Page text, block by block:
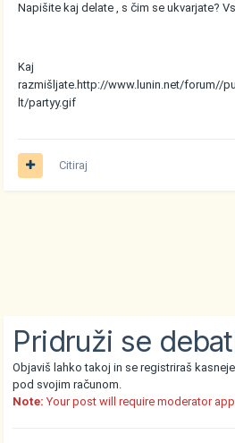
Napišite kaj delate , s čim se ukvarjate?
Kaj
razmišljate.http://www.lunin.net/forum//
lt/partyy.gif
Citiraj
Pridruži se
Objaviš lahko takoj in se registriraš
pod svojim računom.
Note: Your post will require moderator